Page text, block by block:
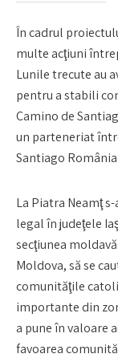
În cadrul
multe acţiuni
Lunile trecute au
pentru a stabili
Camino de
un parteneriat
Santiago
La Piatra Neamţ
legal în judeţele
secţiunea
Moldova, să se
comunităţile
importante din
a pune în valoare
favoarea